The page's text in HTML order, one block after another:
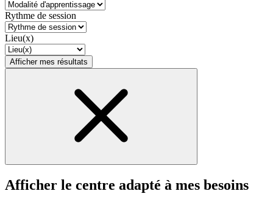
Rythme de session
Lieu(x)
Afficher mes résultats
Afficher le centre adapté à mes besoins